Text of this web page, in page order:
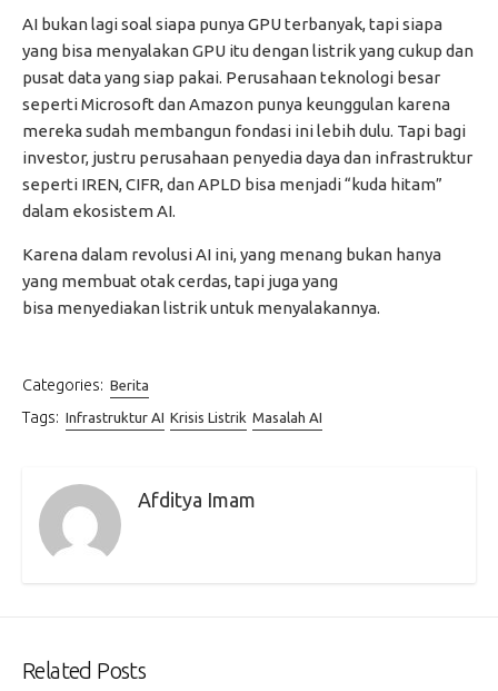
AI bukan lagi soal siapa punya GPU terbanyak, tapi siapa
yang bisa menyalakan GPU itu dengan listrik yang cukup dan
pusat data yang siap pakai. Perusahaan teknologi besar
seperti Microsoft dan Amazon punya keunggulan karena
mereka sudah membangun fondasi ini lebih dulu. Tapi bagi
investor, justru perusahaan penyedia daya dan infrastruktur
seperti IREN, CIFR, dan APLD bisa menjadi “kuda hitam”
dalam ekosistem AI.
Karena dalam revolusi AI ini, yang menang bukan hanya
yang membuat otak cerdas, tapi juga yang
bisa menyediakan listrik untuk menyalakannya.
Categories: Berita
Tags: Infrastruktur AI Krisis Listrik Masalah AI
Afditya Imam
Related Posts